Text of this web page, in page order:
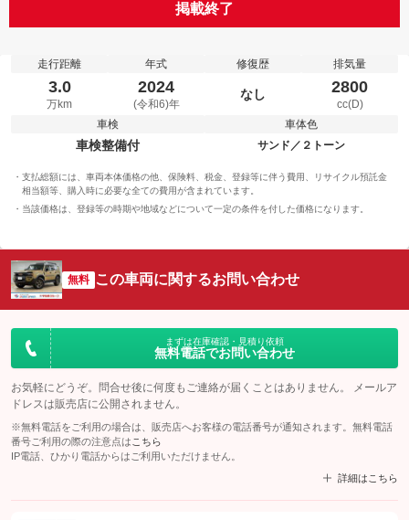
掲載終了
走行距離
3.0
万km
年式
2024
(令和6)年
修復歴
なし
排気量
2800
cc(D)
車検
車検整備付
車体色
サンド／２トーン
支払総額には、車両本体価格の他、保険料、税金、登録等に伴う費用、リサイクル預託金
相当額等、購入時に必要な全ての費用が含まれています。
当該価格は、登録等の時期や地域などについて一定の条件を付した価格になります。
無料 この車両に関するお問い合わせ
まずは在庫確認・見積り依頼
無料電話でお問い合わせ
お気軽にどうぞ。問合せ後に何度もご連絡が届くことはありません。 メールア
ドレスは販売店に公開されません。
※無料電話をご利用の場合は、販売店へお客様の電話番号が通知されます。無料電話
番号ご利用の際の注意点は こちら
IP電話、ひかり電話からはご利用いただけません。
詳細はこちら